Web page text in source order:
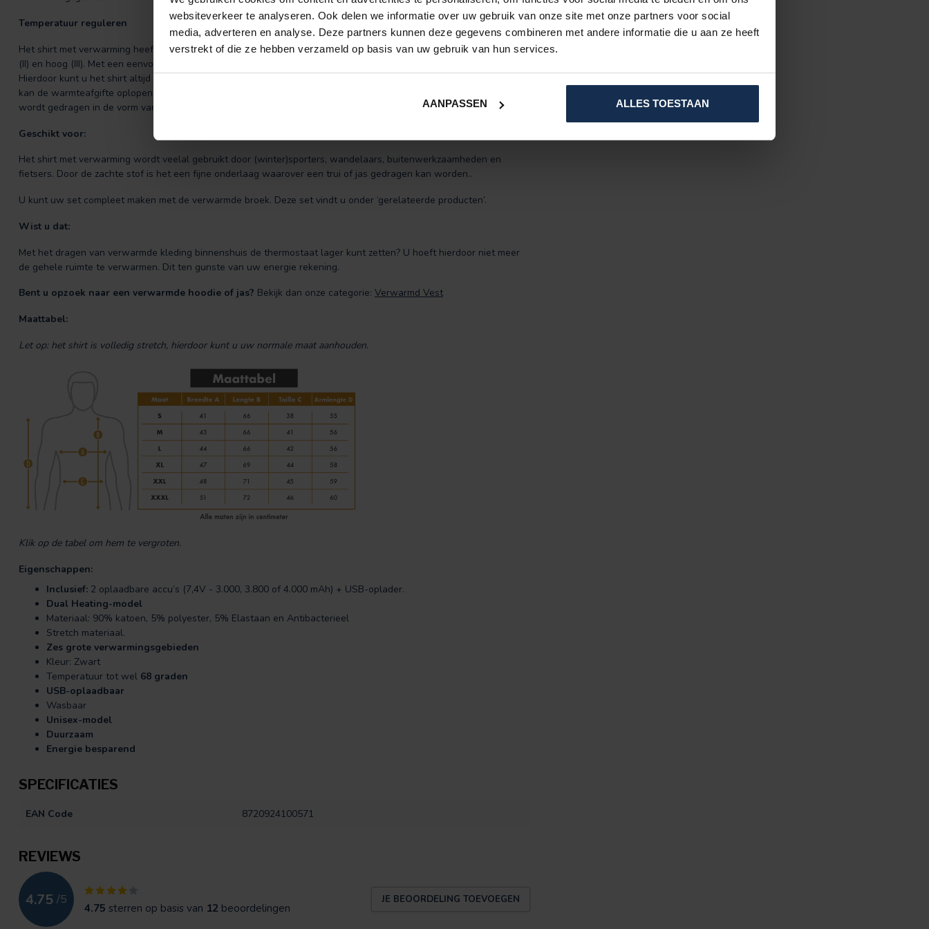
websiteverkeer te analyseren. Ook delen we informatie over uw gebruik van onze site met onze partners voor social
media, adverteren en analyse. Deze partners kunnen deze gegevens combineren met andere informatie die u aan ze heeft
verstrekt of die ze hebben verzameld op basis van uw gebruik van hun services.
AANPASSEN ALLES TOESTAAN
Temperatuur reguleren
Het shirt met verwarming heeft de mogelijkheid om ingesteld te worden in drie warmtestanden laag (I), gemiddeld
(II) en hoog (III). Met een eenvoudige druk op de knop zet u het shirt aan en wisselt u tussen de warmtestanden.
Hierdoor kunt u het shirt altijd instellen in de gewenste temperatuur. Op de hoogste stand en in optimale condities
kan de warmteafgifte oplopen tot 68 graden. Het warmte effect wordt versterkt als er een isolatielaag overheen
wordt gedragen in de vorm van een trui en/of jas.
Geschikt voor:
Het shirt met verwarming wordt veelal gebruikt door (winter)sporters, wandelaars, buitenwerkzaamheden en
fietsers. Door de zachte stof is het een fijne onderlaag waarover een trui of jas gedragen kan worden..
U kunt uw set compleet maken met de verwarmde broek. Deze set vindt u onder ‘gerelateerde producten’.
Wist u dat:
Met het dragen van verwarmde kleding binnenshuis de thermostaat lager kunt zetten? U hoeft hierdoor niet meer
de gehele ruimte te verwarmen. Dit ten gunste van uw energie rekening.
Bent u opzoek naar een verwarmde hoodie of jas? Bekijk dan onze categorie: Verwarmd Vest
Maattabel:
Let op: het shirt is volledig stretch, hierdoor kunt u uw normale maat aanhouden.
Klik op de tabel om hem te vergroten.
Eigenschappen:
Inclusief: 2 oplaadbare accu’s (7,4V - 3.000, 3.800 of 4.000 mAh) + USB-oplader.
Dual Heating-model
Materiaal: 90% katoen, 5% polyester, 5% Elastaan en Antibacterieel
Stretch materiaal.
Zes grote verwarmingsgebieden
Kleur: Zwart
Temperatuur tot wel 68 graden
USB-oplaadbaar
Wasbaar
Unisex-model
Duurzaam
Energie besparend
SPECIFICATIES
EAN Code 8720924100571
REVIEWS
4.75 /5
4.75 sterren op basis van 12 beoordelingen
JE BEOORDELING TOEVOEGEN